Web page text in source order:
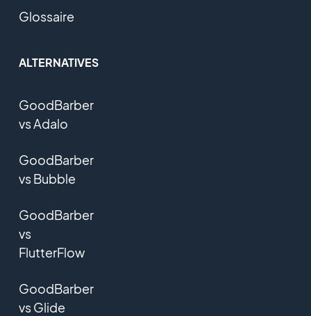
Glossaire
ALTERNATIVES
GoodBarber
vs Adalo
GoodBarber
vs Bubble
GoodBarber
vs
FlutterFlow
GoodBarber
vs Glide